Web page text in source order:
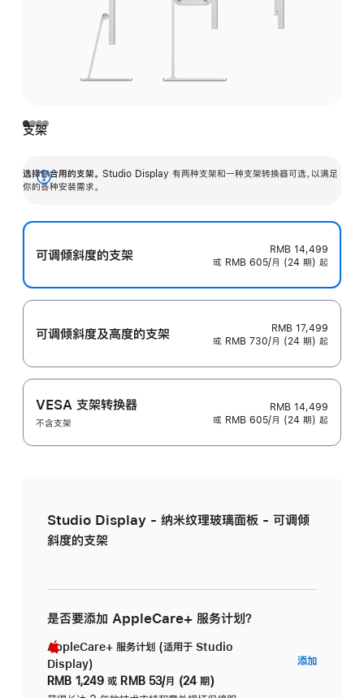
支架
选择你合用的支架。 Studio Display 有两种支架和一种支架转换器可选，以满足
你的各种安装需求。
展
可调倾斜度的支架
RMB 14,499
或 RMB 605/月 (24 期) 起
可调倾斜度及高‍度的支‍架
RMB 17,499
或 RMB 730/月 (24 期) 起
VESA 支架转换器
不含支架
RMB 14,499
或 RMB 605/月 (24 期) 起
Studio Display - 纳米纹理玻璃面板 - 可调倾
斜度的支架
是否要添加 AppleCare+ 服务计划？
AppleCare+ 服务计划 (适用于 Studio
Display)
RMB 1,249 或 RMB 53/月 (24 期)
添加